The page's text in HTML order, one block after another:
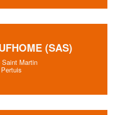
(SAS)
Martin